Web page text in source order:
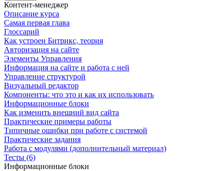
Контент-менеджер
Описание курса
Самая первая глава
Глоссарий
Как устроен Битрикс, теория
Авторизация на сайте
Элементы Управления
Информация на сайте и работа с ней
Управление структурой
Визуальный редактор
Компоненты: что это и как их использовать
Информационные блоки
Как изменить внешний вид сайта
Практические примеры работы
Типичные ошибки при работе с системой
Практические задания
Работа с модулями (дополнительный материал)
Тесты (6)
Информационные блоки